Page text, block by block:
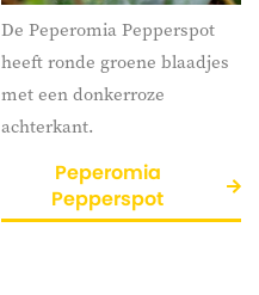
De Peperomia Pepperspot
heeft ronde groene blaadjes
met een donkerroze
achterkant.
Peperomia
Pepperspot